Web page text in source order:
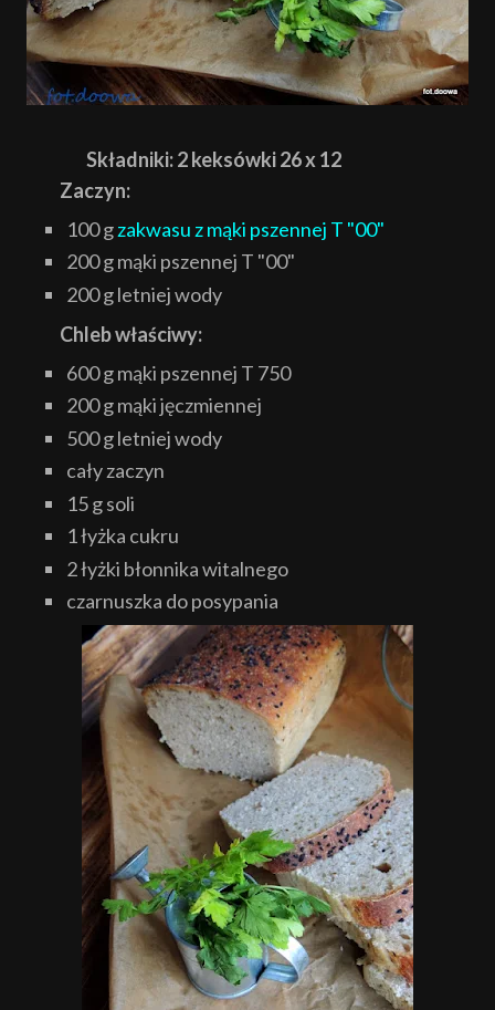
Składniki: 2 keksówki 26 x 12
Zaczyn:
100 gzakwasu z mąki pszennej T "00"
200 g mąki pszennej T "00"
200 g letniej wody
Chleb właściwy:
600 g mąki pszennej T 750
200 g mąki jęczmiennej
500 g letniej wody
cały zaczyn
15 g soli
1 łyżka cukru
2 łyżki błonnika witalnego
czarnuszka do posypania